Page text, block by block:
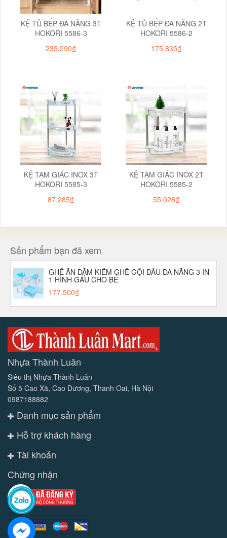
KỆ TỦ BẾP ĐA NĂNG 3T
HOKORI 5586-3
235.290₫
KỆ TỦ BẾP ĐA NĂNG 2T
HOKORI 5586-2
175.835₫
KỆ TAM GIÁC INOX 3T
HOKORI 5585-3
87.285₫
KỆ TAM GIÁC INOX 2T
HOKORI 5585-2
55.028₫
Sản phẩm bạn đã xem
GHẾ ĂN DẶM KIÊM GHẾ GỘI ĐẦU ĐA NĂNG 3 IN
1 HÌNH GẤU CHO BÉ
177.500₫
Nhựa Thành Luân
Siêu thị Nhựa Thành Luân
Số 5 Cao Xã, Cao Dương, Thanh Oai, Hà Nội
0987188882
Danh mục sản phẩm
Hỗ trợ khách hàng
Tài khoản
Chứng nhận